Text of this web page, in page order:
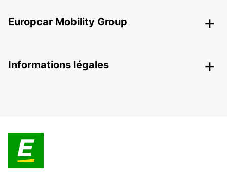
Europcar Mobility Group
Informations légales